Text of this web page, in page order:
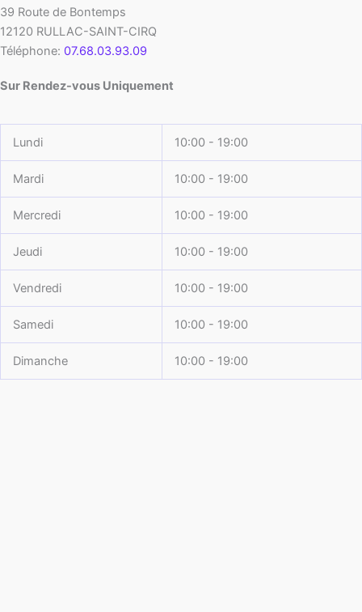
39 Route de Bontemps
12120 RULLAC-SAINT-CIRQ
Téléphone: 07.68.03.93.09
Sur Rendez-vous Uniquement
Lundi 10:00 - 19:00
Mardi 10:00 - 19:00
Mercredi 10:00 - 19:00
Jeudi 10:00 - 19:00
Vendredi 10:00 - 19:00
Samedi 10:00 - 19:00
Dimanche 10:00 - 19:00